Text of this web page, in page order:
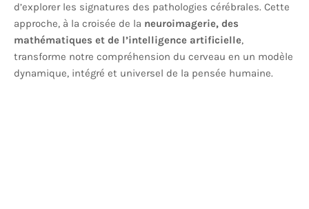
d’explorer les signatures des pathologies cérébrales. Cette
approche, à la croisée de la neuroimagerie, des
mathématiques et de l’intelligence artificielle,
transforme notre compréhension du cerveau en un modèle
dynamique, intégré et universel de la pensée humaine.